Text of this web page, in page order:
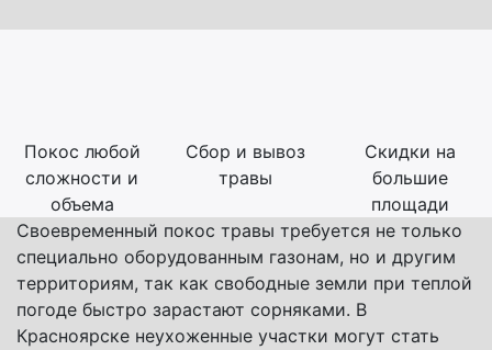
Покос любой
сложности и
объема
Сбор и вывоз
травы
Скидки на
большие
площади
Своевременный покос травы требуется не только
специально оборудованным газонам, но и другим
территориям, так как свободные земли при теплой
погоде быстро зарастают сорняками. В
Красноярске неухоженные участки могут стать